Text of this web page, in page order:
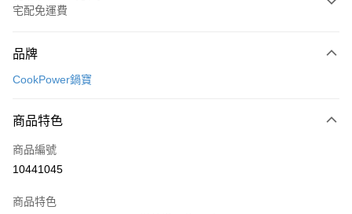
宅配免運費
全家線上支付
本島宅配-活動商品
免運費
免運費
品牌
CookPower鍋寶
商品特色
商品編號
10441045
商品特色